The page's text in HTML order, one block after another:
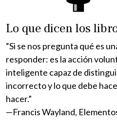
Lo que dicen los
“Si se nos pregunta qué es
responder: es la acción
inteligente capaz de
incorrecto y lo que debe
hacer.”
—Francis Wayland,